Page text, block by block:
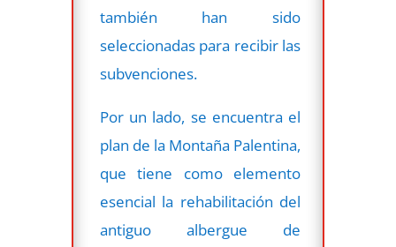
también han sido
seleccionadas para recibir las
subvenciones.
Por un lado, se encuentra el
plan de la Montaña Palentina,
que tiene como elemento
esencial la rehabilitación del
antiguo albergue de